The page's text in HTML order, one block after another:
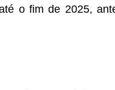
o fim de 2025,